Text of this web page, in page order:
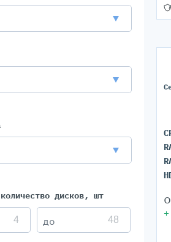
дисков, шт
+